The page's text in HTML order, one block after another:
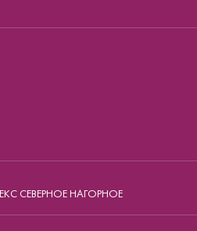
СЕВЕРНОЕ НАГОРНОЕ